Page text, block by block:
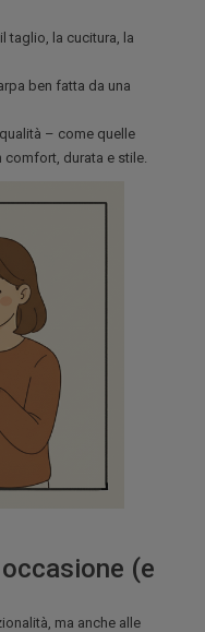
taglio, la cucitura, la
ben fatta da una
– come quelle
durata e stile.
(e
ma anche alle